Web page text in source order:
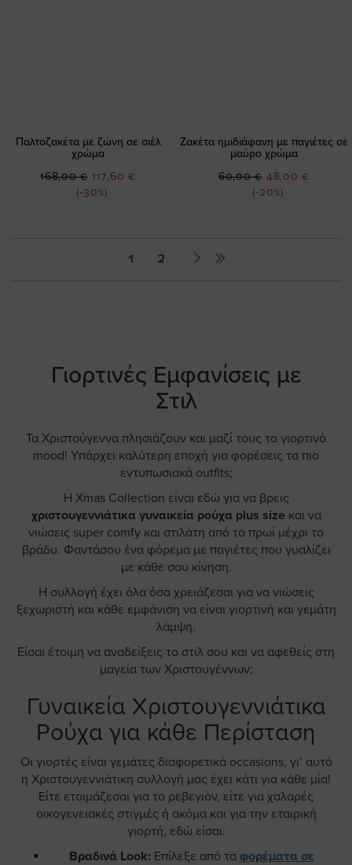
Παλτοζακέτα με ζώνη σε σιέλ
χρώμα
(-30%)
Ειδική
Τιμή
117,60 €
168,00 €
Ζακέτα ημιδιάφανη με παγιέτες σε
μαύρο χρώμα
(-20%)
Ειδική
Τιμή
48,00 €
60,00 €
You're
1 Σελίδα
2 Σελίδα
Επόμενο
Γιορτινές Εμφανίσεις με
Στιλ
Τα Χριστούγεννα πλησιάζουν και μαζί τους το γιορτινό
mood! Υπάρχει καλύτερη εποχή για φορέσεις τα πιο
εντυπωσιακά outfits;
Η Xmas Collection είναι εδώ για να βρεις
χριστουγεννιάτικα γυναικεία ρούχα plus size και να
νιώσεις super comfy και στιλάτη από το πρωί μέχρι το
βράδυ. Φαντάσου ένα φόρεμα με παγιέτες που γυαλίζει
με κάθε σου κίνηση.
Η συλλογή έχει όλα όσα χρειάζεσαι για να νιώσεις
ξεχωριστή και κάθε εμφάνιση να είναι γιορτινή και γεμάτη
λάμψη.
Είσαι έτοιμη να αναδείξεις το στιλ σου και να αφεθείς στη
μαγεία των Χριστουγέννων;
Γυναικεία Χριστουγεννιάτικα
Ρούχα για κάθε Περίσταση
Οι γιορτές είναι γεμάτες διαφορετικά occasions, γι’ αυτό
η Χριστουγεννιάτικη συλλογή μας έχει κάτι για κάθε μία!
Είτε ετοιμάζεσαι για το ρεβεγιόν, είτε για χαλαρές
οικογενειακές στιγμές ή ακόμα και για την εταιρική
γιορτή, εδώ είσαι.
Βραδινά Look: Επίλεξε από τα φορέματα σε